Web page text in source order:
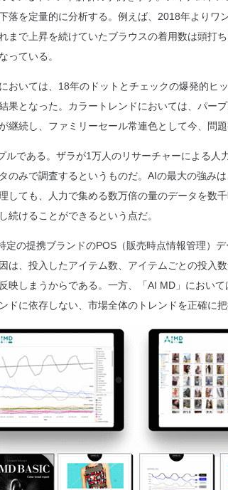
落を定量的に分析する。例えば、2018年よりワ
まで上昇を続けていたブラウスの着用数は頭打
っている。
おいては、18年のドットとチェックの爆発的ヒ
果となった。カラートレンドにおいては、パー
継続し、ファミリーセール常連色として今、問題
である。ザラが1万人のリサーチャーによる人
のみで調査するというものだ。AIの最大の強み
しても、人力で集める数万倍の量のデータを数
続けることができるという点だ。
の提携ブランドのPOS（販売時点情報管理）
は、投入したアイテム数、アイテムごとの投入
映しまうからである。一方、「AI MD」におい
ドに依存しない、市場全体のトレンドを正確に